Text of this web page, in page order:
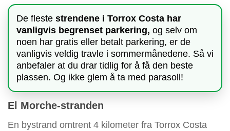
De fleste strendene i Torrox Costa har
vanligvis begrenset parkering, og selv om
noen har gratis eller betalt parkering, er de
vanligvis veldig travle i sommermånedene. Så vi
anbefaler at du drar tidlig for å få den beste
plassen. Og ikke glem å ta med parasoll!
El Morche-stranden
En bystrand omtrent 4 kilometer fra Torrox Costa